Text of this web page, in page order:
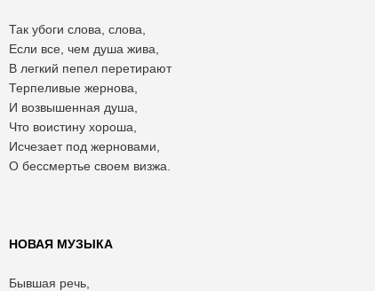
Так убоги слова, слова,
Если все, чем душа жива,
В легкий пепел перетирают
Терпеливые жернова,
И возвышенная душа,
Что воистину хороша,
Исчезает под жерновами,
О бессмертье своем визжа.
НОВАЯ МУЗЫКА
Бывшая речь,